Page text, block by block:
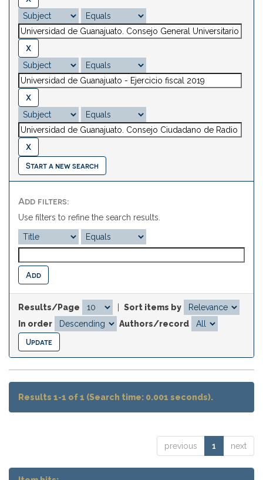
Start a new search
Add filters:
Use filters to refine the search results.
Results/Page
Sort items by
In order
Authors/record
Results 1-1 of 1 (Search time: 0.001 seconds).
previous 1 next